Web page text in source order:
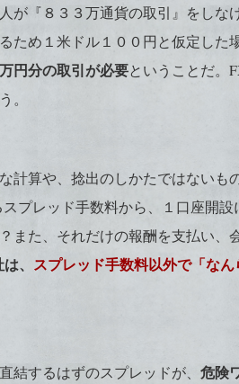
が『８３３万通貨の取引』をし
ため１米ドル１００円と仮定し
円分の取引が必要ということだ。
。
計算や、捻出のしかたではない
プレッド手数料から、１口座開
また、それだけの報酬を支払い、
、 スプレッド手数料以外で「な
結するはずのスプレッドが、 危険